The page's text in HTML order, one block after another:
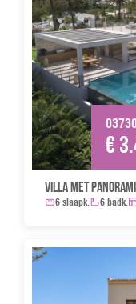
€
Villa met
6 slaapk. 6 badk.